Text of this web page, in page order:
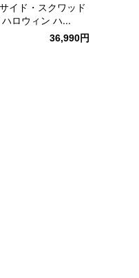
イド・スクワッド
ロウィン ハ...
36,990円